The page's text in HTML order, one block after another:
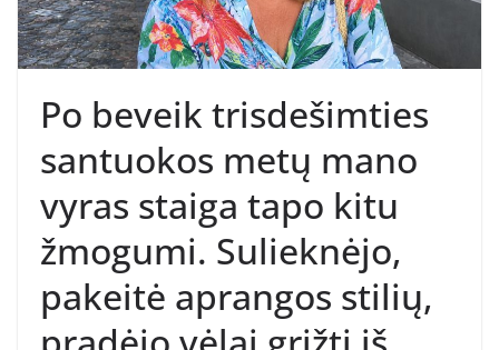
Po beveik trisdešimties
santuokos metų mano
vyras staiga tapo kitu
žmogumi. Sulieknėjo,
pakeitė aprangos stilių,